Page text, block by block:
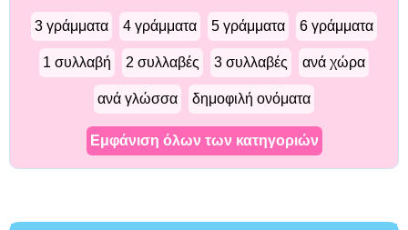
3 γράμματα 4 γράμματα 5 γράμματα 6 γράμματα
1 συλλαβή 2 συλλαβές 3 συλλαβές ανά χώρα
ανά γλώσσα δημοφιλή ονόματα
Εμφάνιση όλων των κατηγοριών